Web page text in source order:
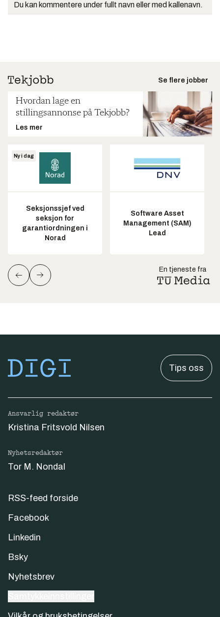
Du kan kommentere under fullt navn eller med kallenavn.
Se flere jobber
Hvordan lage en
stillingsannonse på Tekjobb?
Les mer
Ny i dag
Seksjonssjef ved
seksjon for
garantiordningen i
Norad
Software Asset
Management (SAM)
Lead
En tjeneste fra
Tips oss
Ansvarlig redaktør
Kristina Fritsvold Nilsen
Nyhetsredaktør
Tor M. Nondal
RSS-feed forside
Facebook
Linkedin
Bsky
Nyhetsbrev